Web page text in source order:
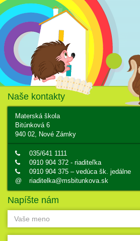
Naše kontakty
Materská škola
Bitúnková 6
940 02, Nové Zámky
035/641 1111
0910 904 372 - riaditeľka
0910 904 375 – vedúca šk. jedálne
@
riaditelka@msbitunkova.sk
Napíšte nám